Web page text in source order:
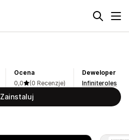
Ocena
0,0
(0 Recenzje)
Deweloper
Infiniteroles
Zainstaluj